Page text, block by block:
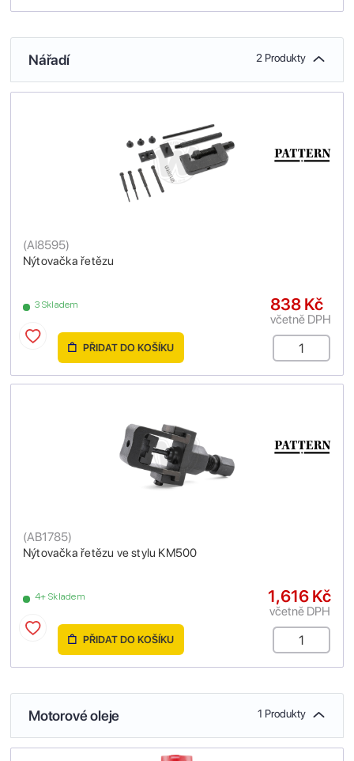
Nářadí 2 Produkty
Nýtovačka řetězu
(AI8595)
3 Skladem 838 Kč
včetně DPH
PŘIDAT DO KOŠÍKU
Nýtovačka řetězu ve stylu KM500
(AB1785)
4+ Skladem 1,616 Kč
včetně DPH
PŘIDAT DO KOŠÍKU
Motorové oleje 1 Produkty